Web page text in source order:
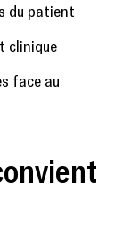
du patient
clinique
face au